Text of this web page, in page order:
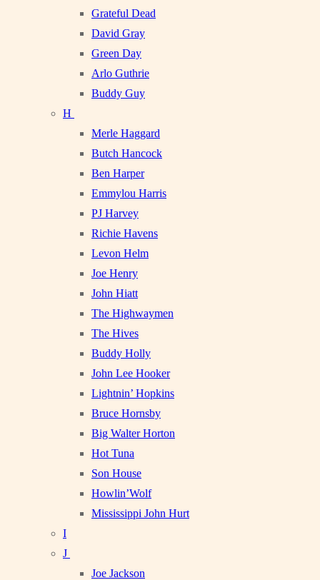
Grateful Dead
David Gray
Green Day
Arlo Guthrie
Buddy Guy
H
Merle Haggard
Butch Hancock
Ben Harper
Emmylou Harris
PJ Harvey
Richie Havens
Levon Helm
Joe Henry
John Hiatt
The Highwaymen
The Hives
Buddy Holly
John Lee Hooker
Lightnin’ Hopkins
Bruce Hornsby
Big Walter Horton
Hot Tuna
Son House
Howlin’Wolf
Mississippi John Hurt
I
J
Joe Jackson